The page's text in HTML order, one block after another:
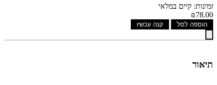
זמינות: קיים במלאי
₪78.00
הוספה לסל קנה עכשיו
תיאור